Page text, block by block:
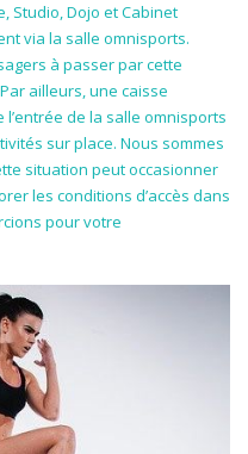
Studio, Dojo et Cabinet
via la salle omnisports.
à passer par cette
ailleurs, une caisse
de la salle omnisports
sur place. Nous sommes
situation peut occasionner
les conditions d’accès dans
pour votre